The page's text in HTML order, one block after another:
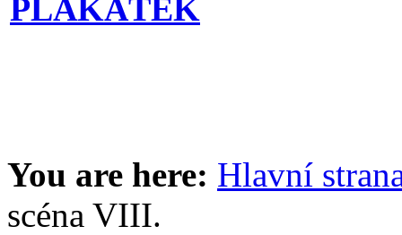
PLAKÁTEK
You are here: Hlavní
scéna VIII.